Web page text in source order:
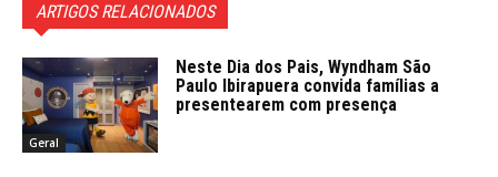
ARTIGOS RELACIONADOS
Geral
Neste Dia dos Pais, Wyndham São
Paulo Ibirapuera convida famílias a
presentearem com presença